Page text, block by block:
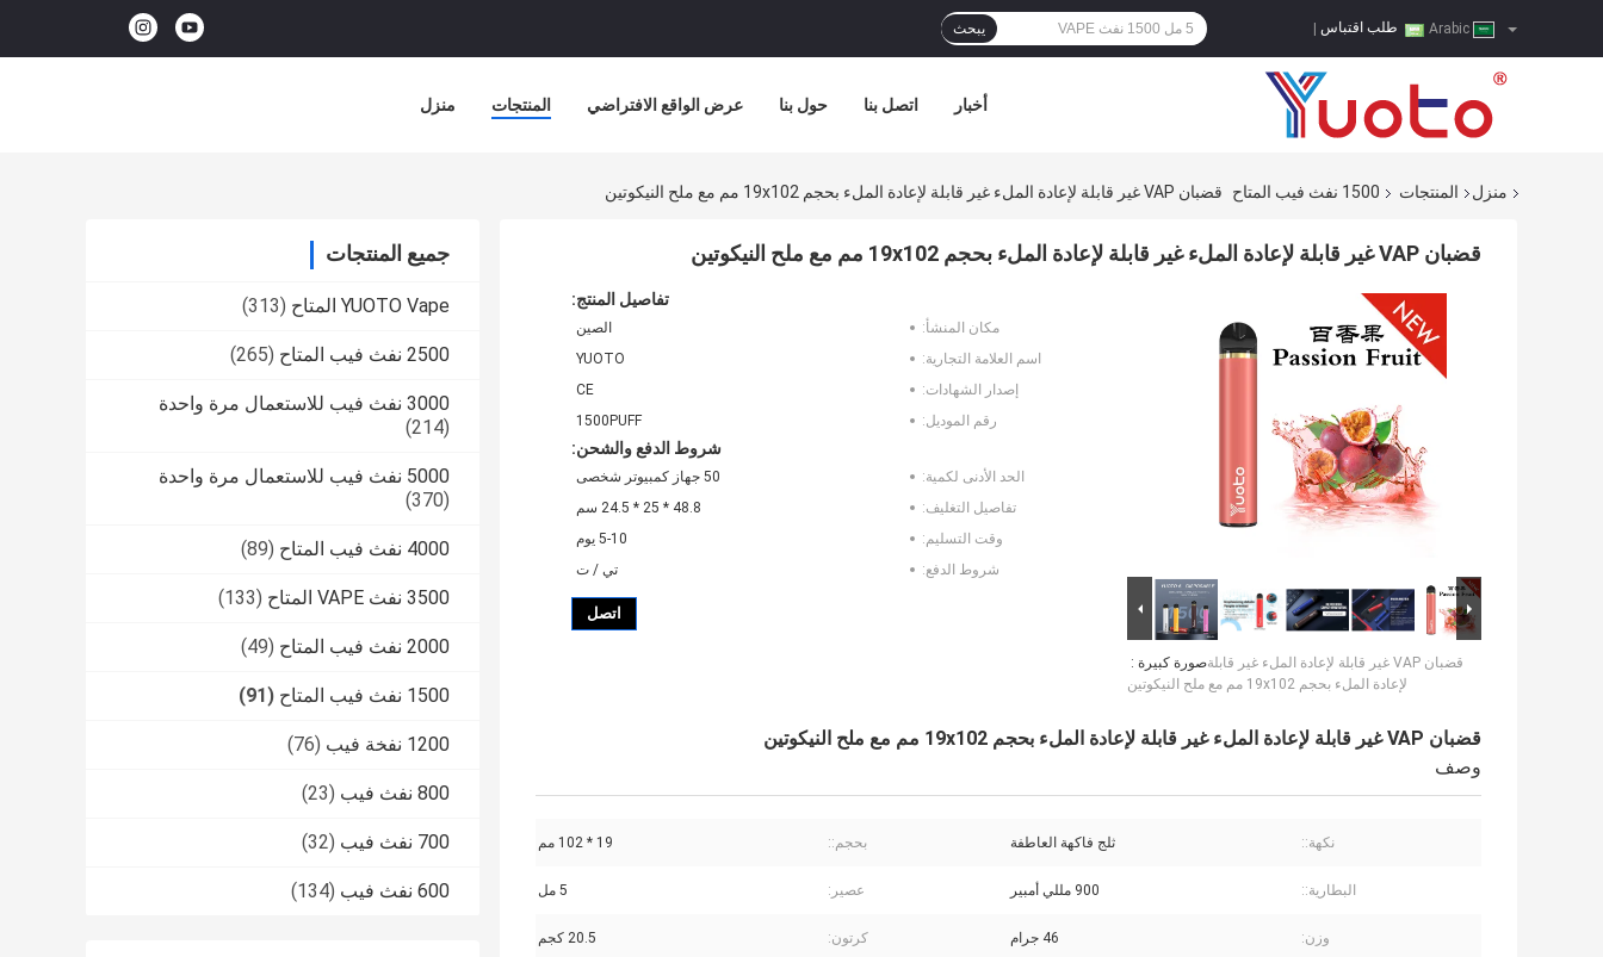
طلب اقتباس يبحث
منزل المنتجات عرض الواقع الافتراضي حول بنا اتصل بنا أخبار
منزل المنتجات 1500 نفث فيب المتاح قضبان VAP غير قابلة لإعادة الملء غير قابلة لإعادة الملء بحجم 19x102 مم مع ملح النيكوتين
جميع المنتجات
YUOTO Vape المتاح (313)
2500 نفث فيب المتاح (265)
3000 نفث فيب للاستعمال مرة واحدة
(214)
5000 نفث فيب للاستعمال مرة واحدة
(370)
4000 نفث فيب المتاح (89)
3500 نفث VAPE المتاح (133)
2000 نفث فيب المتاح (49)
1500 نفث فيب المتاح (91)
1200 نفخة فيب (76)
800 نفث فيب (23)
700 نفث فيب (32)
600 نفث فيب (134)
قضبان VAP غير قابلة لإعادة الملء غير قابلة لإعادة الملء بحجم 19x102 مم مع ملح النيكوتين
صورة كبيرة :قضبان VAP غير قابلة لإعادة الملء غير قابلة
لإعادة الملء بحجم 19x102 مم مع ملح النيكوتين
تفاصيل المنتج:
مكان المنشأ:
الصين
اسم العلامة التجارية:
YUOTO
إصدار الشهادات:
CE
رقم الموديل:
1500PUFF
شروط الدفع والشحن:
الحد الأدنى لكمية:
50 جهاز كمبيوتر شخصى
تفاصيل التغليف:
48.8 * 25 * 24.5 سم
وقت التسليم:
5-10 يوم
شروط الدفع:
تي / ت
اتصل
قضبان VAP غير قابلة لإعادة الملء غير قابلة لإعادة الملء بحجم 19x102 مم مع ملح النيكوتين
وصف
نكهة:: ثلج فاكهة العاطفة بحجم:: 19 * 102 مم
البطارية:: 900 مللي أمبير عصير: 5 مل
وزن: 46 جرام كرتون: 20.5 كجم